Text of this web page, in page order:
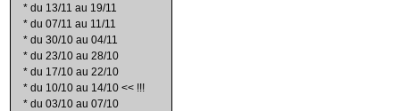
* du 13/11 au 19/11
* du 07/11 au 11/11
* du 30/10 au 04/11
* du 23/10 au 28/10
* du 17/10 au 22/10
* du 10/10 au 14/10 << !!!
* du 03/10 au 07/10